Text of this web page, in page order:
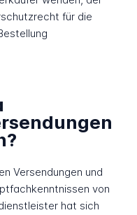
für die
Versendungen und
von
hat sich